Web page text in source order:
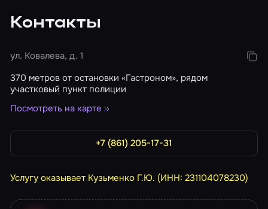
Контакты
ул. Ковалева, д. 1
370 метров от остановки «Гастроном», рядом
участковый пункт полиции
Посмотреть на карте
+7 (861) 205-17-31
Услугу оказывает Кузьменко Г.Ю. (ИНН: 231104078230)